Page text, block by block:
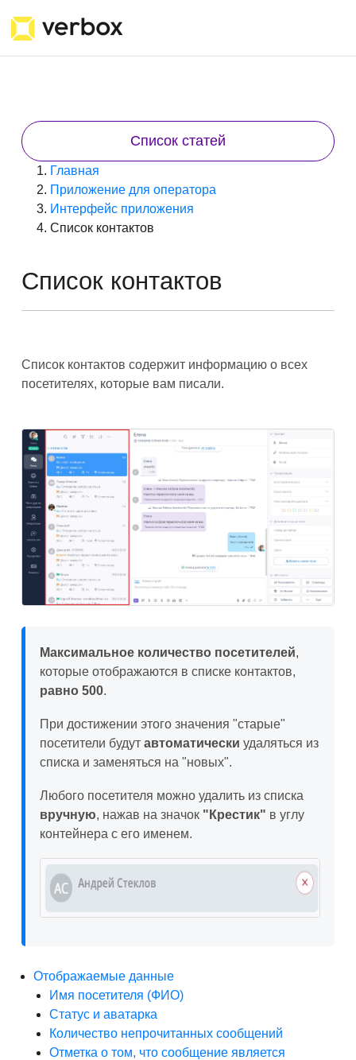
Список статей
Главная
Приложение для оператора
Интерфейс приложения
Список контактов
Список контактов
Список контактов содержит информацию о всех
посетителях, которые вам писали.
Максимальное количество посетителей,
которые отображаются в списке контактов,
равно 500.
При достижении этого значения "старые"
посетители будут автоматически удаляться из
списка и заменяться на "новых".
Любого посетителя можно удалить из списка
вручную, нажав на значок "Крестик" в углу
контейнера с его именем.
Отображаемые данные
Имя посетителя (ФИО)
Статус и аватарка
Количество непрочитанных сообщений
Отметка о том, что сообщение является